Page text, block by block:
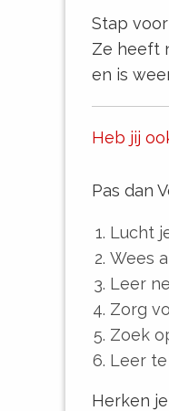
Stap
Ze heeft
en is
Heb jij
Pas dan
Lucht
Wees
Leer
Zorg
Zoek
Leer
Herken